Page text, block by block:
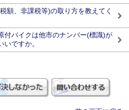
額、非課税等)の取り方を教えてく
付バイクは他市のナンバー(標識)が
ですか。